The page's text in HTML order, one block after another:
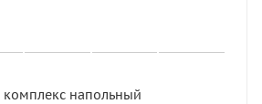
комплекс напольный